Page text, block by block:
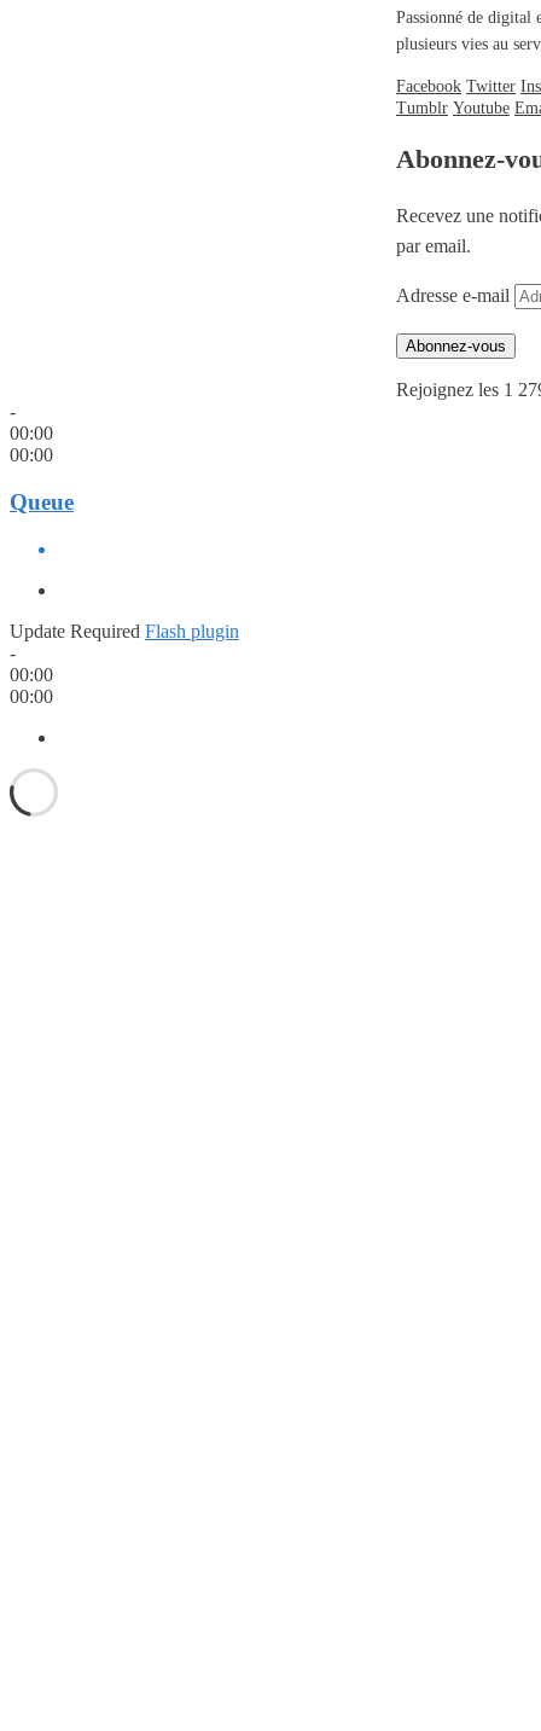
Passionné de digital
plusieurs vies au
Facebook Twitter
Tumblr Youtube
Abonnez-
Recevez une
par email.
Adresse e-mail
Abonnez-vous
Rejoignez les 1
-
00:00
00:00
Queue
Update Required Flash plugin
-
00:00
00:00